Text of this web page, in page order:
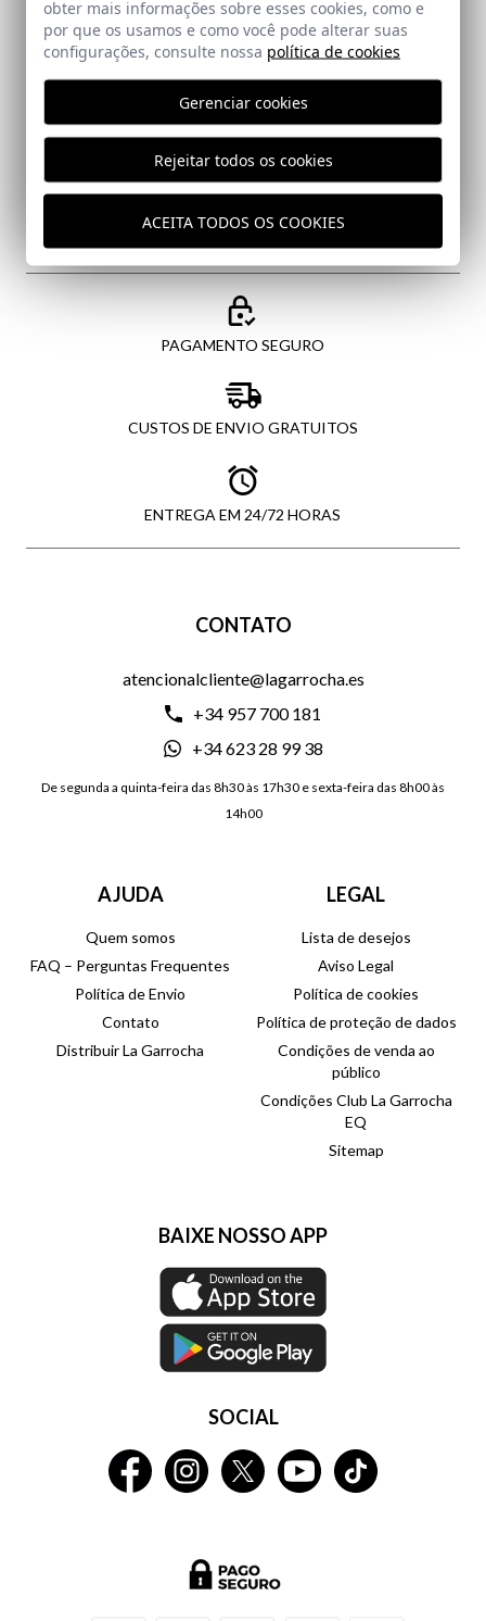
Email
Eu li e aceito a suapolítica de proteção de dados
ENVIAR
PAGAMENTO SEGURO
CUSTOS DE ENVIO GRATUITOS
ENTREGA EM 24/72 HORAS
CONTATO
atencionalcliente@lagarrocha.es
+34 957 700 181
+34 623 28 99 38
De segunda a quinta-feira das 8h30 às 17h30 e sexta-feira das 8h00 às
14h00
AJUDA
Quem somos
FAQ – Perguntas Frequentes
Política de Envio
Contato
Distribuir La Garrocha
LEGAL
Lista de desejos
Aviso Legal
Política de cookies
Política de proteção de dados
Condições de venda ao
público
Condições Club La Garrocha
EQ
Sitemap
BAIXE NOSSO APP
SOCIAL
obter mais informações sobre esses cookies, como e
por que os usamos e como você pode alterar suas
configurações, consulte nossa política de cookies
Gerenciar cookies
Rejeitar todos os cookies
ACEITA TODOS OS COOKIES